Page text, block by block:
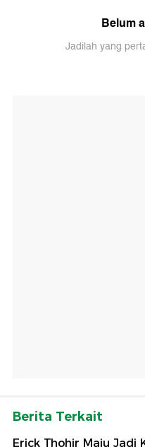
Belum
Jadilah yang
Berita Terkait
Erick Thohir Maju Jadi